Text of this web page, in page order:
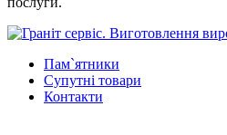
Пам`ятники
Супутні товари
Контакти